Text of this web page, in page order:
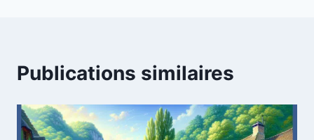
Publications similaires